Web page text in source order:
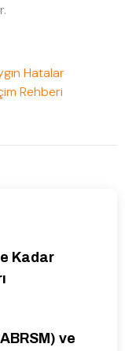
Hatalar
Rehberi
Kadar
ve